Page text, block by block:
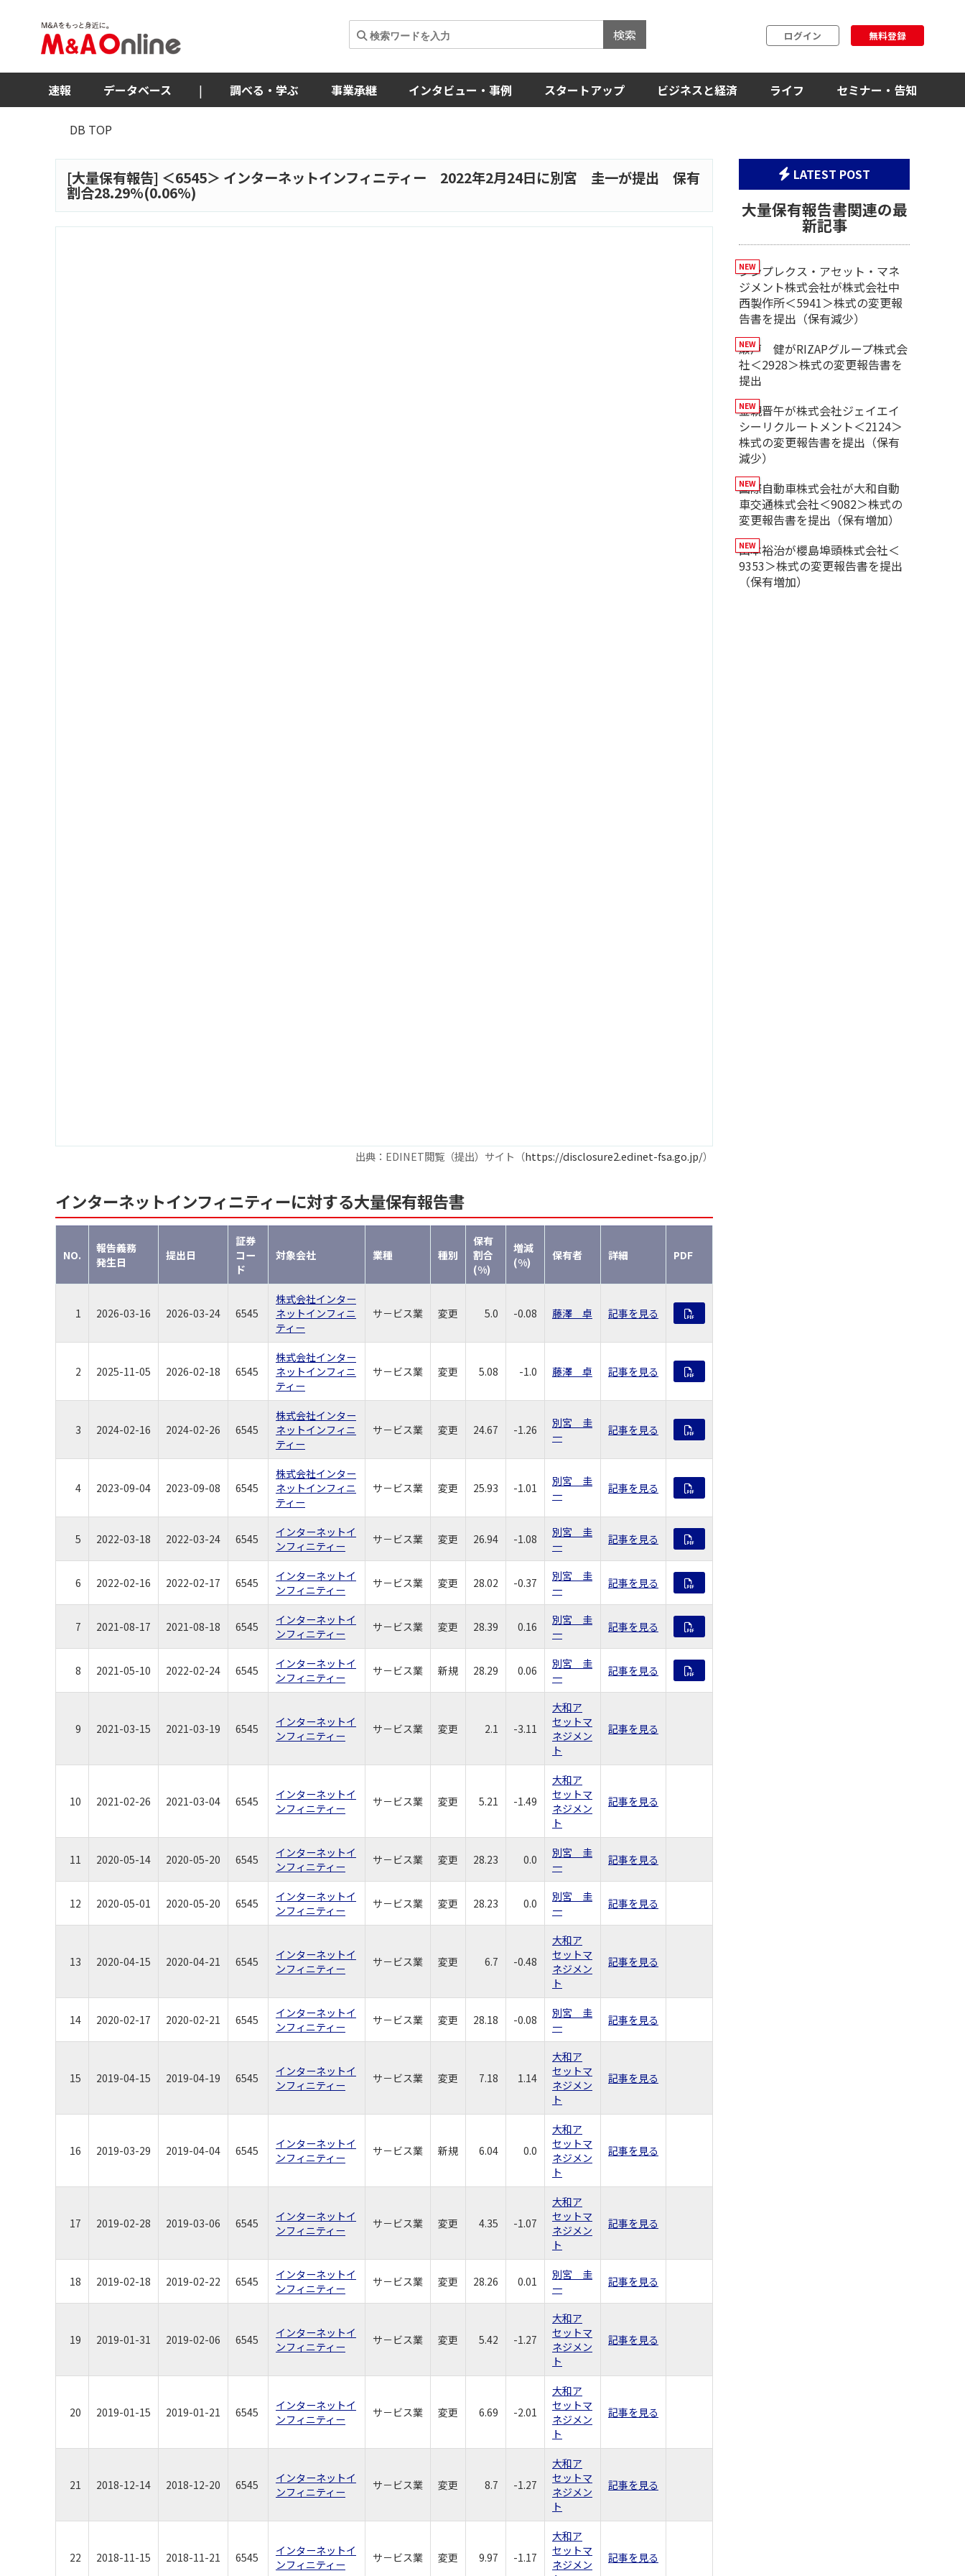
検索 ログイン 無料登録
速報 データベース | 調べる・学ぶ 事業承継 インタビュー・事例 スタートアップ ビジネスと経済 ライフ セミナー・告知
DB TOP
[大量保有報告] ＜6545＞ インターネットインフィニティー 2022年2月24日に別宮 圭一が提出 保有
割合28.29%(0.06%)
出典：EDINET閲覧（提出）サイト（https://disclosure2.edinet-fsa.go.jp/）
インターネットインフィニティーに対する大量保有報告書
NO.
報告義務
発生日
提出日
証券
コー
ド
対象会社 業種 種別
保有
割合
(%)
増減
(%)
保有者 詳細 PDF
1 2026-03-16 2026-03-24 6545
株式会社インター
ネットインフィニ
ティー
サ－ビス業 変更 5.0 -0.08 藤澤 卓 記事を見る
2 2025-11-05 2026-02-18 6545
株式会社インター
ネットインフィニ
ティー
サ－ビス業 変更 5.08 -1.0 藤澤 卓 記事を見る
3 2024-02-16 2024-02-26 6545
株式会社インター
ネットインフィニ
ティー
サ－ビス業 変更 24.67 -1.26
別宮 圭
一
記事を見る
4 2023-09-04 2023-09-08 6545
株式会社インター
ネットインフィニ
ティー
サ－ビス業 変更 25.93 -1.01
別宮 圭
一
記事を見る
5 2022-03-18 2022-03-24 6545
インターネットイ
ンフィニティー
サ－ビス業 変更 26.94 -1.08
別宮 圭
一
記事を見る
6 2022-02-16 2022-02-17 6545
インターネットイ
ンフィニティー
サ－ビス業 変更 28.02 -0.37
別宮 圭
一
記事を見る
7 2021-08-17 2021-08-18 6545
インターネットイ
ンフィニティー
サ－ビス業 変更 28.39 0.16
別宮 圭
一
記事を見る
8 2021-05-10 2022-02-24 6545
インターネットイ
ンフィニティー
サ－ビス業 新規 28.29 0.06
別宮 圭
一
記事を見る
9 2021-03-15 2021-03-19 6545
インターネットイ
ンフィニティー
サ－ビス業 変更 2.1 -3.11
大和ア
セットマ
ネジメン
ト
記事を見る
10 2021-02-26 2021-03-04 6545
インターネットイ
ンフィニティー
サ－ビス業 変更 5.21 -1.49
大和ア
セットマ
ネジメン
ト
記事を見る
11 2020-05-14 2020-05-20 6545
インターネットイ
ンフィニティー
サ－ビス業 変更 28.23 0.0
別宮 圭
一
記事を見る
12 2020-05-01 2020-05-20 6545
インターネットイ
ンフィニティー
サ－ビス業 変更 28.23 0.0
別宮 圭
一
記事を見る
13 2020-04-15 2020-04-21 6545
インターネットイ
ンフィニティー
サ－ビス業 変更 6.7 -0.48
大和ア
セットマ
ネジメン
ト
記事を見る
14 2020-02-17 2020-02-21 6545
インターネットイ
ンフィニティー
サ－ビス業 変更 28.18 -0.08
別宮 圭
一
記事を見る
15 2019-04-15 2019-04-19 6545
インターネットイ
ンフィニティー
サ－ビス業 変更 7.18 1.14
大和ア
セットマ
ネジメン
ト
記事を見る
16 2019-03-29 2019-04-04 6545
インターネットイ
ンフィニティー
サ－ビス業 新規 6.04 0.0
大和ア
セットマ
ネジメン
ト
記事を見る
17 2019-02-28 2019-03-06 6545
インターネットイ
ンフィニティー
サ－ビス業 変更 4.35 -1.07
大和ア
セットマ
ネジメン
ト
記事を見る
18 2019-02-18 2019-02-22 6545
インターネットイ
ンフィニティー
サ－ビス業 変更 28.26 0.01
別宮 圭
一
記事を見る
19 2019-01-31 2019-02-06 6545
インターネットイ
ンフィニティー
サ－ビス業 変更 5.42 -1.27
大和ア
セットマ
ネジメン
ト
記事を見る
20 2019-01-15 2019-01-21 6545
インターネットイ
ンフィニティー
サ－ビス業 変更 6.69 -2.01
大和ア
セットマ
ネジメン
ト
記事を見る
21 2018-12-14 2018-12-20 6545
インターネットイ
ンフィニティー
サ－ビス業 変更 8.7 -1.27
大和ア
セットマ
ネジメン
ト
記事を見る
22 2018-11-15 2018-11-21 6545
インターネットイ
ンフィニティー
サ－ビス業 変更 9.97 -1.17
大和ア
セットマ
ネジメン
記事を見る
LATEST POST
大量保有報告書関連の最
新記事
シンプレクス・アセット・マネ
ジメント株式会社が株式会社中
西製作所＜5941＞株式の変更報
告書を提出（保有減少）
瀬戸 健がRIZAPグループ株式会
社＜2928＞株式の変更報告書を
提出
金親晋午が株式会社ジェイエイ
シーリクルートメント＜2124＞
株式の変更報告書を提出（保有
減少）
国際自動車株式会社が大和自動
車交通株式会社＜9082＞株式の
変更報告書を提出（保有増加）
山本裕治が櫻島埠頭株式会社＜
9353＞株式の変更報告書を提出
（保有増加）